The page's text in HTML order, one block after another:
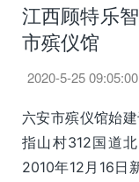
江西顾特乐
市殡仪馆
2020-5-25 09:05:00
六安市殡仪馆始
指山村312国道
2010年12月16日